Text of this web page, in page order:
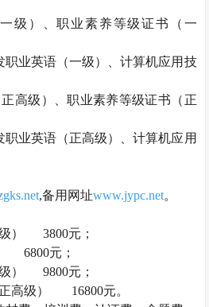
一级）、职业素养等级证书（一
职业英语（一级）、计算机应用技
正高级）、职业素养等级证书（正
业英语（正高级）、计算机应用
,备用网址www.jypc.net。
）
3800元；
6800元；
）
9800元；
正高级）
16800元。